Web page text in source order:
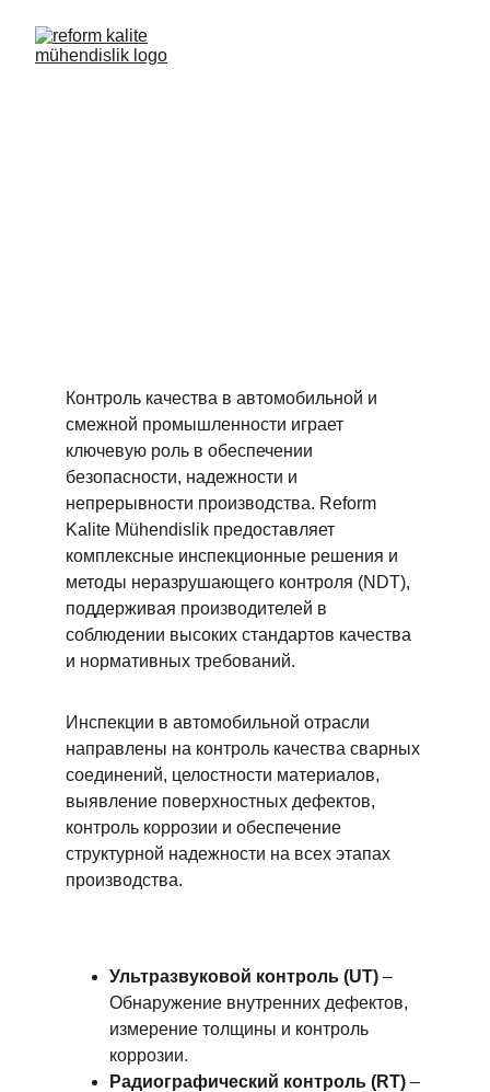
Контроль качества в автомобильной и
смежной промышленности играет
ключевую роль в обеспечении
безопасности, надежности и
непрерывности производства. Reform
Kalite Mühendislik предоставляет
комплексные инспекционные решения и
методы неразрушающего контроля (NDT),
поддерживая производителей в
соблюдении высоких стандартов качества
и нормативных требований.
Инспекции в автомобильной отрасли
направлены на контроль качества сварных
соединений, целостности материалов,
выявление поверхностных дефектов,
контроль коррозии и обеспечение
структурной надежности на всех этапах
производства.
Ультразвуковой контроль (UT) –
Обнаружение внутренних дефектов,
измерение толщины и контроль
коррозии.
Радиографический контроль (RT) –